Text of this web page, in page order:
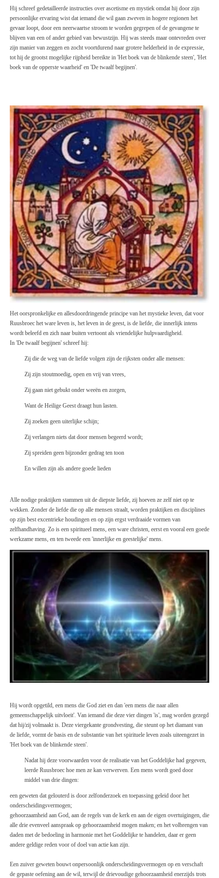
Hij schreef gedetailleerde instructies over ascetisme en mystiek omdat hij door zijn
persoonlijke ervaring wist dat iemand die wil gaan zweven in hogere regionen het
gevaar loopt, door een neerwaartse stroom te worden gegrepen of de gevangene te
blijven van een of ander gebied van bewustzijn. Hij was steeds maar ontevreden over
zijn manier van zeggen en zocht voortdurend naar grotere helderheid in de expressie,
tot hij de grootst mogelijke rijpheid bereikte in 'Het boek van de blinkende steen', 'Het
boek van de opperste waarheid' en 'De twaalf begijnen'.
Het oorspronkelijke en allesdoordringende principe van het mystieke leven, dat voor
Ruusbroec het ware leven is, het leven in de geest, is de liefde, die innerlijk intens
wordt beleefd en zich naar buiten vertoont als vriendelijke hulpvaardigheid.
In 'De twaalf begijnen' schreef hij:
Zij die de weg van de liefde volgen zijn de rijksten onder alle mensen:
Zij zijn stoutmoedig, open en vrij van vrees,
Zij gaan niet gebukt onder weeën en zorgen,
Want de Heilige Geest draagt hun lasten.
Zij zoeken geen uiterlijke schijn;
Zij verlangen niets dat door mensen begeerd wordt;
Zij spreiden geen bijzonder gedrag ten toon
En willen zijn als andere goede lieden
Alle nodige praktijken stammen uit de diepste liefde, zij hoeven ze zelf niet op te
wekken. Zonder de liefde die op alle mensen straalt, worden praktijken en disciplines
op zijn best excentrieke houdingen en op zijn ergst verdraaide vormen van
zelfhandhaving. Zo is een spiritueel mens, een ware christen, eerst en vooral een goede
werkzame mens, en ten tweede een 'innerlijke en geestelijke' mens.
Hij wordt opgetild, een mens die God ziet en dan 'een mens die naar allen
gemeenschappelijk uitvloeit'. Van iemand die deze vier dingen 'is', mag worden gezegd
dat hij/zij volmaakt is. Deze viergekante grondvesting, die steunt op het diamant van
de liefde, vormt de basis en de substantie van het spirituele leven zoals uiteengezet in
'Het boek van de blinkende steen'.
Nadat hij deze voorwaarden voor de realisatie van het Goddelijke had gegeven,
leerde Ruusbroec hoe men ze kan verwerven. Een mens wordt goed door
middel van drie dingen:
een geweten dat gelouterd is door zelfonderzoek en toepassing geleid door het
onderscheidingsvermogen;
gehoorzaamheid aan God, aan de regels van de kerk en aan de eigen overtuigingen, die
alle drie evenveel aanspraak op gehoorzaamheid mogen maken; en het volbrengen van
daden met de bedoeling in harmonie met het Goddelijke te handelen, daar er geen
andere geldige reden voor of doel van actie kan zijn.
Een zuiver geweten bouwt onpersoonlijk onderscheidingsvermogen op en verschaft
de gepaste oefening aan de wil, terwijl de drievoudige gehoorzaamheid enerzijds trots